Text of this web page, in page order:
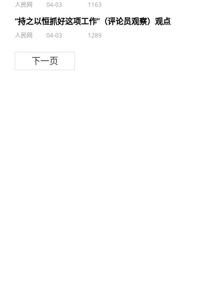
人民网 04-03 1163
“持之以恒抓好这项工作”（评论员观察）观点
人民网 04-03 1289
下一页